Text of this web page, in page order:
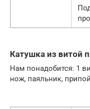
Катушка из витой
Нам понадобится: 1
нож, паяльник,